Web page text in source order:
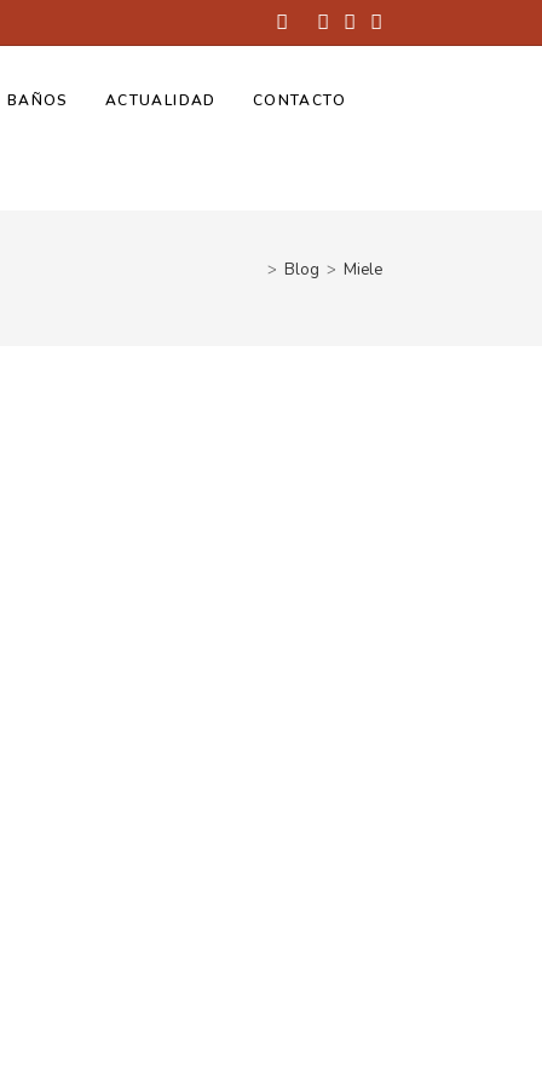
BAÑOS ACTUALIDAD CONTACTO
> Blog > Miele